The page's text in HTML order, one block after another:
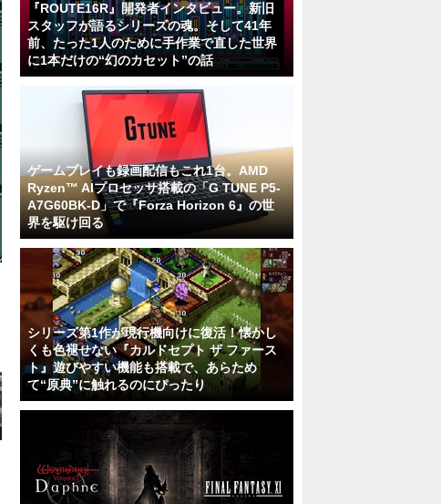
『ROUTE16R』開発者インタビュー。新旧
スタッフが語るシリーズの魂。そして41年
前、たった1人のために手作業で直した世界
に1本だけの“幻のカセット”の話
ゲームプレイも録画配信もこれ1台。AMD
Ryzen™ AIプロセッサ搭載の「G TUNE P5-
A7G60BK-D」で『Forza Horizon 6』の世
界を駆け回る
シリーズ第1作が現行機向けに復活！懐かし
くも色褪せない『カルドセプト ザ ファース
ト』遊びやすい機能も搭載で、あらため
て“原典”に触れるのにぴったり